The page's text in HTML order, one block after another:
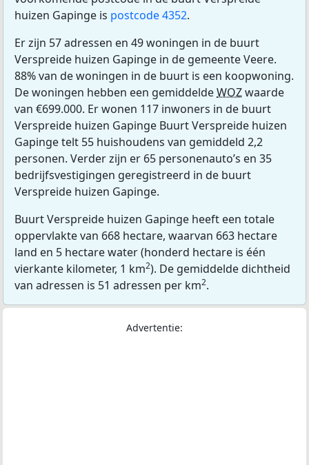
huizen Gapinge is postcode 4352.
Er zijn 57 adressen en 49 woningen in de buurt
Verspreide huizen Gapinge in de gemeente Veere.
88% van de woningen in de buurt is een koopwoning.
De woningen hebben een gemiddeldeWOZwaarde
van €699.000. Er wonen 117 inwoners in de buurt
Verspreide huizen Gapinge Buurt Verspreide huizen
Gapinge telt 55 huishoudens van gemiddeld 2,2
personen. Verder zijn er 65 personenauto’s en 35
bedrijfsvestigingen geregistreerd in de buurt
Verspreide huizen Gapinge.
Buurt Verspreide huizen Gapinge heeft een totale
oppervlakte van 668 hectare, waarvan 663 hectare
land en 5 hectare water (honderd hectare is één
vierkante kilometer, 1 km2). De gemiddelde dichtheid
van adressen is 51 adressen per km2.
Advertentie: